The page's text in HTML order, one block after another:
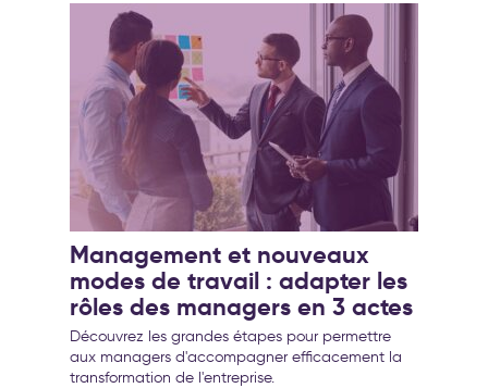
Management et nouveaux
modes de travail : adapter les
rôles des managers en 3 actes
Découvrez les grandes étapes pour permettre
aux managers d'accompagner efficacement la
transformation de l'entreprise.